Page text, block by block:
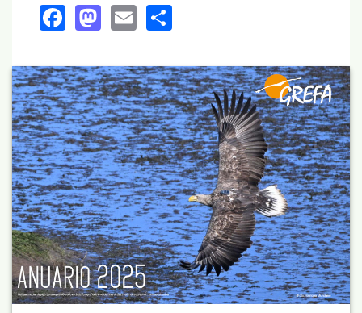
Facebook
Mastodon
Email